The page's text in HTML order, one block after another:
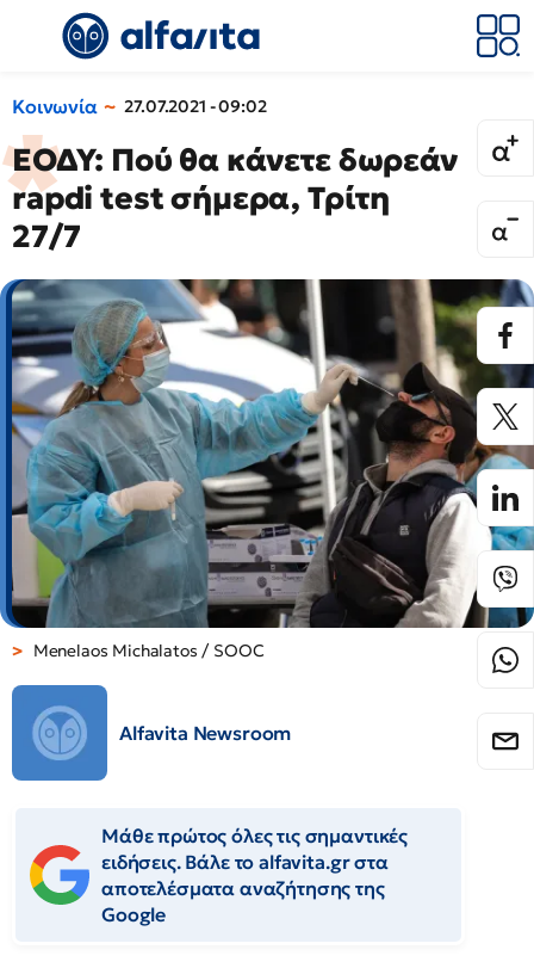
Κοινωνία 27.07.2021 - 09:02
ΕΟΔΥ: Πού θα κάνετε δωρεάν
rapdi test σήμερα, Τρίτη
27/7
Menelaos Michalatos / SOOC
Alfavita Newsroom
Μάθε πρώτος όλες τις σημαντικές
ειδήσεις. Βάλε το alfavita.gr στα
αποτελέσματα αναζήτησης της
Google